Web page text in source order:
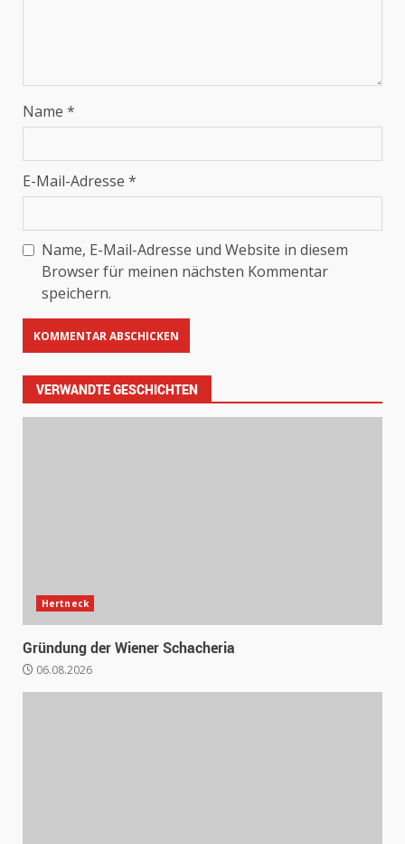
Name *
E-Mail-Adresse *
Name, E-Mail-Adresse und Website in diesem
Browser für meinen nächsten Kommentar
speichern.
VERWANDTE GESCHICHTEN
Hertneck
Gründung der Wiener Schacheria
06.08.2026